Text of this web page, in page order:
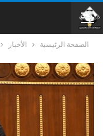
الصفحة الرئيسية الأخبار